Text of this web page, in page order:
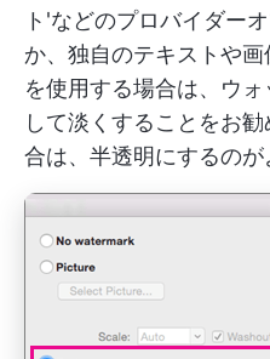
ト'などのプロバイダー
か、独自のテキストや
を使用する場合は、ウ
して淡くすることをお
合は、半透明にするのが